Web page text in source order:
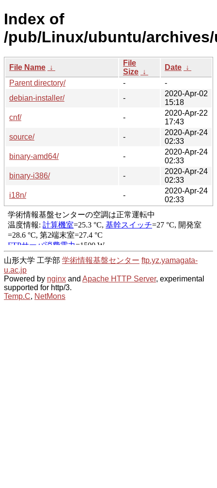
Index of
/pub/Linux/ubuntu/
File Name ↓
File
Size ↓
Date ↓
Parent directory/
-
-
debian-installer/
-
2020-Apr-02
15:18
cnf/
-
2020-Apr-22
17:43
source/
-
2020-Apr-24
02:33
binary-amd64/
-
2020-Apr-24
02:33
binary-i386/
-
2020-Apr-24
02:33
i18n/
-
2020-Apr-24
02:33
山形大学 工学部 学術情報基盤センター ftp.yz.yamagata-
u.ac.jp
Powered by nginx and Apache HTTP Server, experimental
supported for http/3.
Temp.C, NetMons